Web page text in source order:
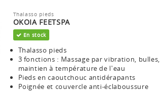
Thalasso pieds
OKOIA FEETSPA
En stock
Thalasso pieds
3 fonctions : Massage par vibration, bulles,
maintien à température de l'eau
Pieds en caoutchouc antidérapants
Poignée et couvercle anti-éclaboussure